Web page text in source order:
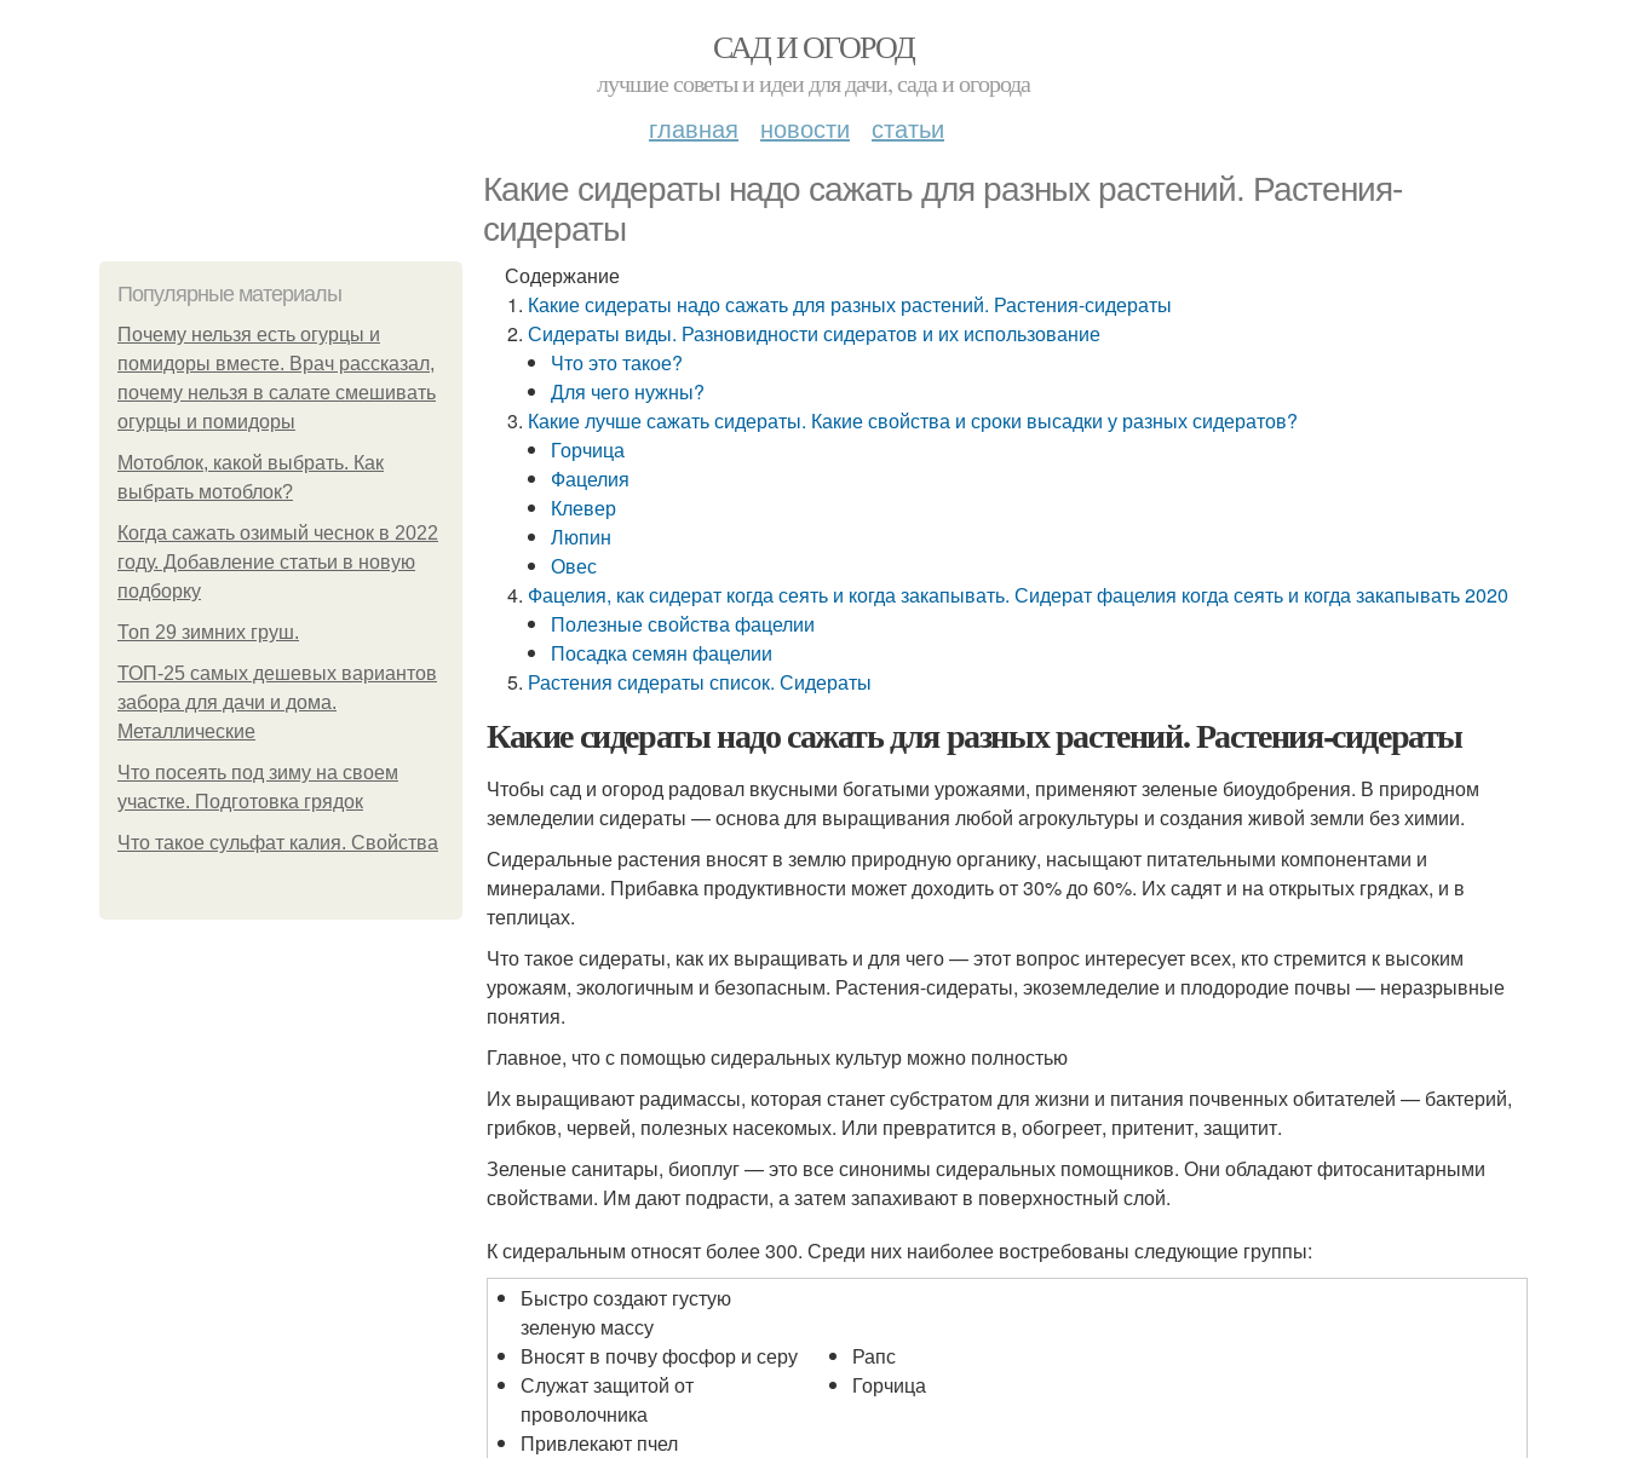
САД И ОГОРОД
лучшие советы и идеи для дачи, сада и огорода
главная новости статьи
Какие сидераты надо сажать для разных растений. Растения-
сидераты
Популярные материалы
Почему нельзя есть огурцы и
помидоры вместе. Врач рассказал,
почему нельзя в салате смешивать
огурцы и помидоры
Мотоблок, какой выбрать. Как
выбрать мотоблок?
Когда сажать озимый чеснок в 2022
году. Добавление статьи в новую
подборку
Топ 29 зимних груш.
ТОП-25 самых дешевых вариантов
забора для дачи и дома.
Металлические
Что посеять под зиму на своем
участке. Подготовка грядок
Что такое сульфат калия. Свойства
Содержание
Какие сидераты надо сажать для разных растений. Растения-сидераты
Сидераты виды. Разновидности сидератов и их использование
Что это такое?
Для чего нужны?
Какие лучше сажать сидераты. Какие свойства и сроки высадки у разных сидератов?
Горчица
Фацелия
Клевер
Люпин
Овес
Фацелия, как сидерат когда сеять и когда закапывать. Сидерат фацелия когда сеять и когда закапывать 2020
Полезные свойства фацелии
Посадка семян фацелии
Растения сидераты список. Сидераты
Какие сидераты надо сажать для разных растений. Растения-сидераты
Чтобы сад и огород радовал вкусными богатыми урожаями, применяют зеленые биоудобрения. В природном
земледелии сидераты — основа для выращивания любой агрокультуры и создания живой земли без химии.
Сидеральные растения вносят в землю природную органику, насыщают питательными компонентами и
минералами. Прибавка продуктивности может доходить от 30% до 60%. Их садят и на открытых грядках, и в
теплицах.
Что такое сидераты, как их выращивать и для чего — этот вопрос интересует всех, кто стремится к высоким
урожаям, экологичным и безопасным. Растения-сидераты, экоземледелие и плодородие почвы — неразрывные
понятия.
Главное, что с помощью сидеральных культур можно полностью
Их выращивают радимассы, которая станет субстратом для жизни и питания почвенных обитателей — бактерий,
грибков, червей, полезных насекомых. Или превратится в, обогреет, притенит, защитит.
Зеленые санитары, биоплуг — это все синонимы сидеральных помощников. Они обладают фитосанитарными
свойствами. Им дают подрасти, а затем запахивают в поверхностный слой.
К сидеральным относят более 300. Среди них наиболее востребованы следующие группы:
Быстро создают густую
зеленую массу
Вносят в почву фосфор и серу
Служат защитой от
проволочника
Привлекают пчел
Рапс
Горчица